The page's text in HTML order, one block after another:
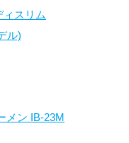
スリム
ル)
メン IB-23M